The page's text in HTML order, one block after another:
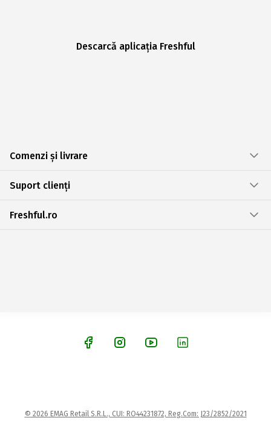
Descarcă aplicația Freshful
Comenzi și livrare
Suport clienți
Freshful.ro
© 2026 EMAG Retail S.R.L., CUI: RO44231872, Reg.Com: J23/2852/2021